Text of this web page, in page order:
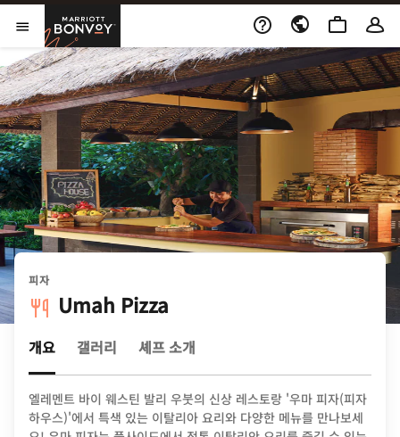
Skip to Content
메뉴 열기
Marriott Bonvoy
피자
Umah Pizza
개요 갤러리 셰프 소개
엘레멘트 바이 웨스틴 발리 우붓의 신상 레스토랑 '우마 피자(피자
하우스)'에서 특색 있는 이탈리아 요리와 다양한 메뉴를 만나보세